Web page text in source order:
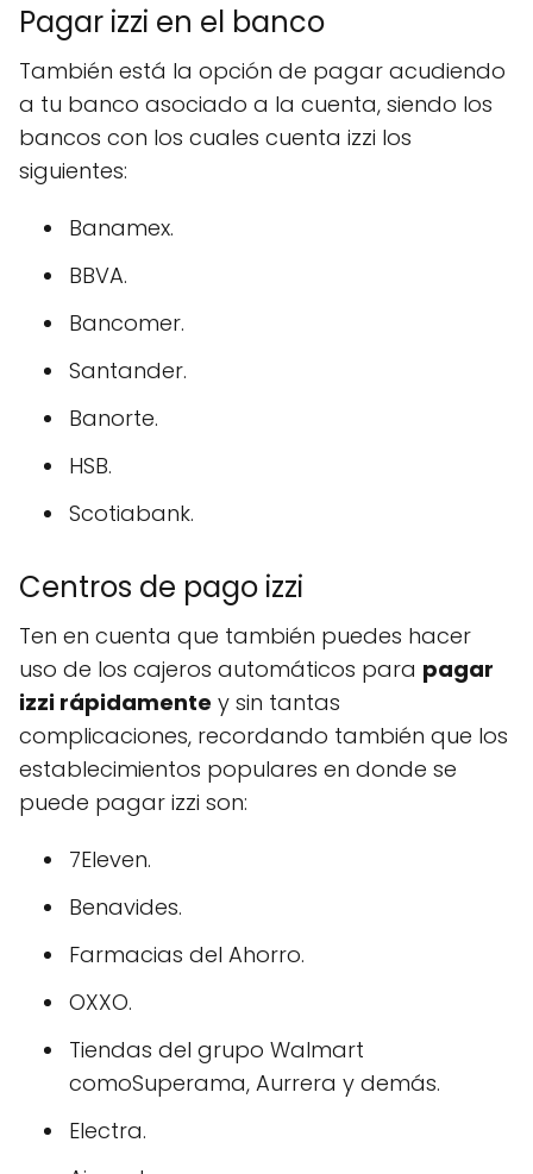
Pagar izzi en el banco
También está la opción de pagar acudiendo
a tu banco asociado a la cuenta, siendo los
bancos con los cuales cuenta izzi los
siguientes:
Banamex.
BBVA.
Bancomer.
Santander.
Banorte.
HSB.
Scotiabank.
Centros de pago izzi
Ten en cuenta que también puedes hacer
uso de los cajeros automáticos para pagar
izzi rápidamente y sin tantas
complicaciones, recordando también que los
establecimientos populares en donde se
puede pagar izzi son:
7Eleven.
Benavides.
Farmacias del Ahorro.
OXXO.
Tiendas del grupo Walmart
comoSuperama, Aurrera y demás.
Electra.